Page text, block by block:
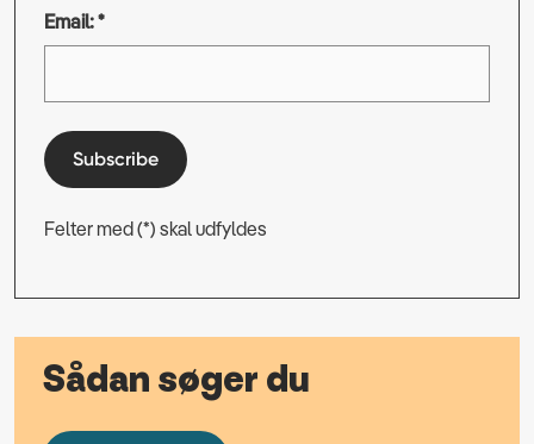
Email: *
Subscribe
Felter med (*) skal udfyldes
Sådan søger du